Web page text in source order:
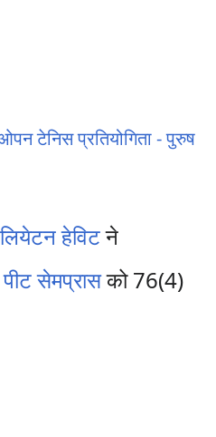
टेनिस प्रतियोगिता - पुरुष
लियेटन हेविटने
पीट सेमप्रासको 76(4)